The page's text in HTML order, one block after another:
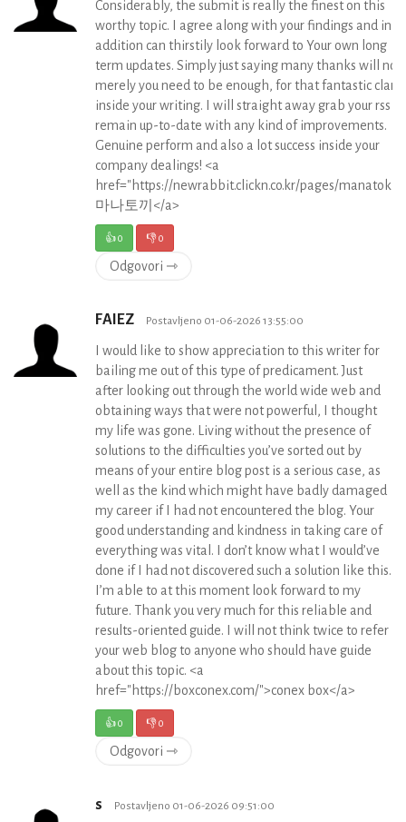
Considerably, the submit is really the finest on this
worthy topic. I agree along with your findings and in
addition can thirstily look forward to Your own long
term updates. Simply just saying many thanks will not
merely you need to be enough, for that fantastic
inside your writing. I will straight away grab your rss to
remain up-to-date with any kind of improvements.
Genuine perform and also a lot success inside your
company dealings! <a
href="https://newrabbit.clickn.co.kr/pages/
마나토끼</a>
👍0 👎0
Odgovori ⇾
FAIEZ Postavljeno 01-06-2026 13:55:00
I would like to show appreciation to this writer for
bailing me out of this type of predicament. Just
after looking out through the world wide web and
obtaining ways that were not powerful, I thought
my life was gone. Living without the presence of
solutions to the difficulties you’ve sorted out by
means of your entire blog post is a serious case, as
well as the kind which might have badly damaged
my career if I had not encountered the blog. Your
good understanding and kindness in taking care of
everything was vital. I don’t know what I would’ve
done if I had not discovered such a solution like this.
I’m able to at this moment look forward to my
future. Thank you very much for this reliable and
results-oriented guide. I will not think twice to refer
your web blog to anyone who should have guide
about this topic. <a
href="https://boxconex.com/">conex box</a>
👍0 👎0
Odgovori ⇾
s Postavljeno 01-06-2026 09:51:00